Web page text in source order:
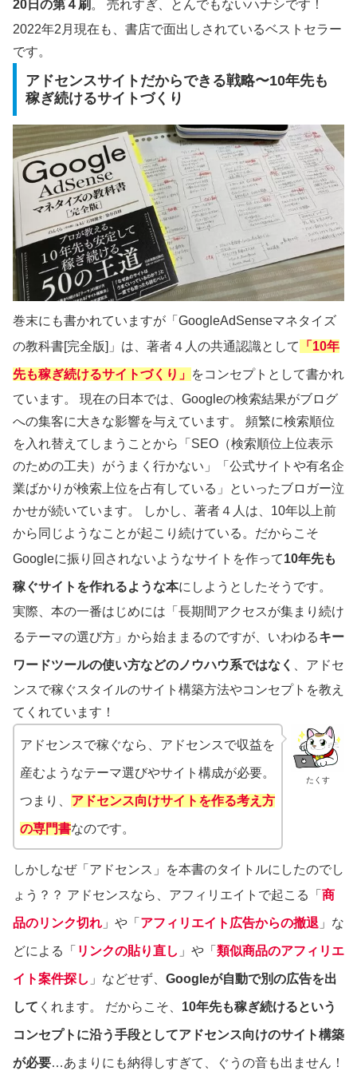
20日の第４刷 。 売れすぎ、とんでもないハナシです！
2022年2月現在も、書店で面出しされているベストセラー
です。
アドセンスサイトだからできる戦略〜10年先も
稼ぎ続けるサイトづくり
巻末にも書かれていますが「GoogleAdSenseマネタイズ
の教科書[完全版]」は、著者４人の共通認識として
「10年
先も稼ぎ続けるサイトづくり」 をコンセプトとして書かれ
ています。 現在の日本では、Googleの検索結果がブログ
への集客に大きな影響を与えています。 頻繁に検索順位
を入れ替えてしまうことから「SEO（検索順位上位表示
のための工夫）がうまく行かない」「公式サイトや有名企
業ばかりが検索上位を占有している」といったブロガー泣
かせが続いています。
しかし、著者４人は、10年以上前
から同じようなことが起こり続けている。だからこそ
Googleに振り回されないようなサイトを作って10年先も
稼ぐサイトを作れるような本にしようとしたそうです。
実際、本の一番はじめには「長期間アクセスが集まり続け
るテーマの選び方」から始ままるのですが、いわゆるキー
ワードツールの使い方などのノウハウ系ではなく
、アドセ
ンスで稼ぐスタイルのサイト構築方法やコンセプトを教え
てくれています！
たくす
アドセンスで稼ぐなら、アドセンスで収益を
産むようなテーマ選びやサイト構成が必要。
つまり、 アドセンス向けサイトを作る考え方
の専門書なのです。
しかしなぜ「アドセンス」を本書のタイトルにしたのでし
ょう？？ アドセンスなら、アフィリエイトで起こる「 商
品のリンク切れ 」や「 アフィリエイト広告からの撤退 」な
どによる「 リンクの貼り直し 」や「 類似商品のアフィリエ
イト案件探し 」などせず、 Googleが自動で別の広告を出
して くれます。 だからこそ、 10年先も稼ぎ続けるという
コンセプトに沿う手段としてアドセンス向けのサイト構築
が必要…あまりにも納得しすぎて、ぐうの音も出ません！